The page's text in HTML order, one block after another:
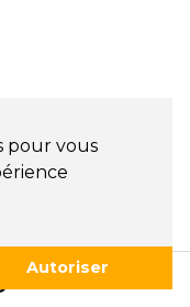
pour vous
Autoriser